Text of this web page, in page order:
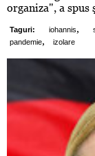
organiza", a
Taguri: iohannis,
pandemie, izolare